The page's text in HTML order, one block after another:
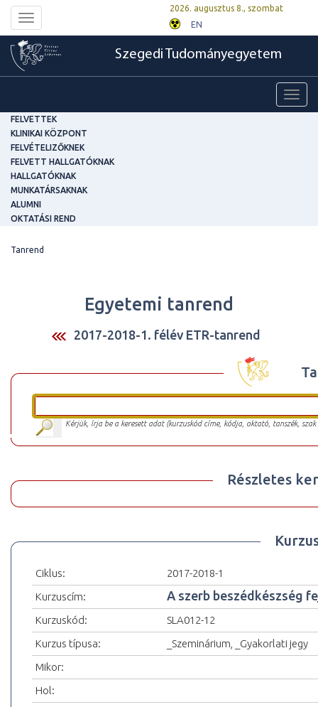
Toggle
navigation
2026. augusztus 8., szombat
EN
Szegedi Tudományegyetem
FELVETTEK
KLINIKAI KÖZPONT
FELVÉTELIZŐKNEK
FELVETT HALLGATÓKNAK
HALLGATÓKNAK
MUNKATÁRSAKNAK
ALUMNI
OKTATÁSI REND
Tanrend
Egyetemi tanrend
2017-2018-1. félév ETR-tanrend
Kérjük, írja be a keresett adat (kurzuskód címe, kódja, oktató, tanszék,
Részletes
Ciklus:
2017-2018-1
Kurzuscím:
A szerb beszédkészség
Kurzuskód:
SLA012-12
Kurzus típusa:
_Szeminárium, _Gyakorlati jegy
Mikor:
Hol: